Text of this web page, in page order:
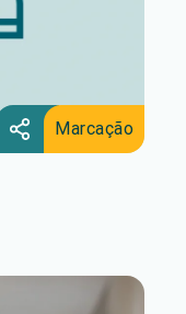
Marcação